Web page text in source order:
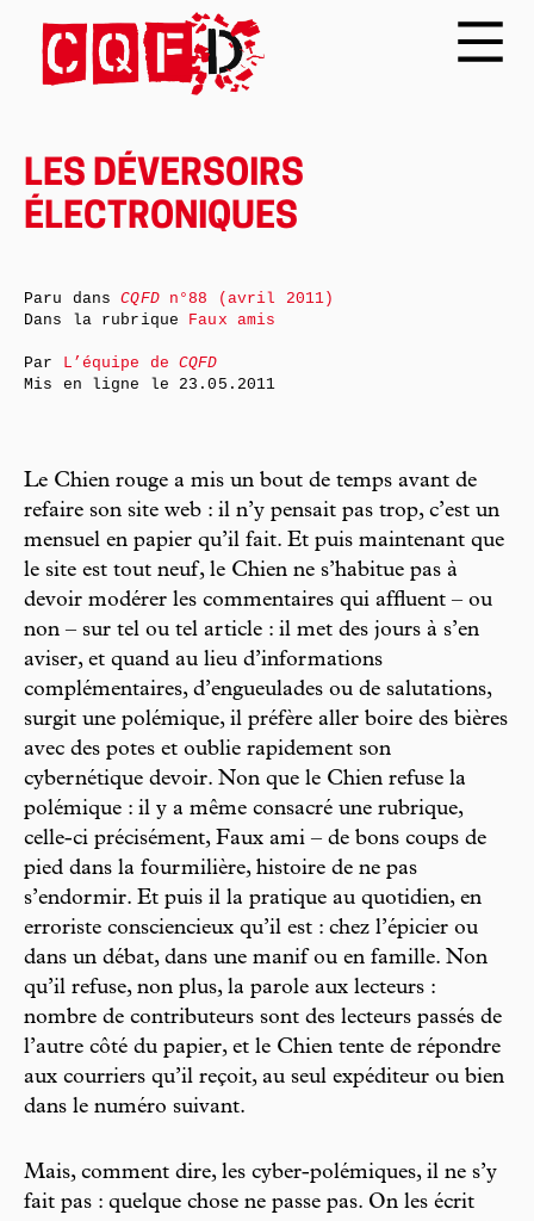
LES DÉVERSOIRS
ÉLECTRONIQUES
Le Chien rouge a mis un bout de temps avant de
refaire son site web : il n’y pensait pas trop, c’est un
mensuel en papier qu’il fait. Et puis maintenant que
le site est tout neuf, le Chien ne s’habitue pas à
devoir modérer les commentaires qui affluent – ou
non – sur tel ou tel article : il met des jours à s’en
aviser, et quand au lieu d’informations
complémentaires, d’engueulades ou de salutations,
surgit une polémique, il préfère aller boire des bières
avec des potes et oublie rapidement son
cybernétique devoir. Non que le Chien refuse la
polémique : il y a même consacré une rubrique,
celle-ci précisément, Faux ami – de bons coups de
pied dans la fourmilière, histoire de ne pas
s’endormir. Et puis il la pratique au quotidien, en
erroriste consciencieux qu’il est : chez l’épicier ou
dans un débat, dans une manif ou en famille. Non
qu’il refuse, non plus, la parole aux lecteurs :
nombre de contributeurs sont des lecteurs passés de
l’autre côté du papier, et le Chien tente de répondre
aux courriers qu’il reçoit, au seul expéditeur ou bien
dans le numéro suivant.
Mais, comment dire, les cyber-polémiques, il ne s’y
fait pas : quelque chose ne passe pas. On les écrit
Paru dansCQFDn°88 (avril 2011)
Dans la rubrique Faux amis
Par L’équipe deCQFD
Mis en ligne le 23.05.2011